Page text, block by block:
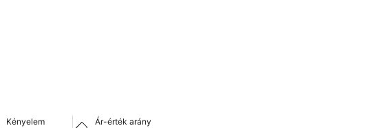
Kényelem
Ár-érték arány